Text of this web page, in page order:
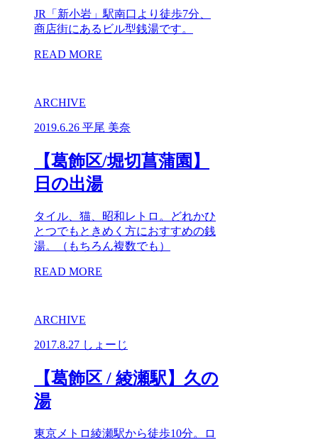
JR「新小岩」駅南口より徒歩7分、
商店街にあるビル型銭湯です。
READ MORE
ARCHIVE
2019.6.26 平尾 美奈
【葛飾区/堀切菖蒲園】
日の出湯
タイル、猫、昭和レトロ。どれかひ
とつでもときめく方におすすめの銭
湯。（もちろん複数でも）
READ MORE
ARCHIVE
2017.8.27 しょーじ
【葛飾区 / 綾瀬駅】久の
湯
東京メトロ綾瀬駅から徒歩10分。ロ